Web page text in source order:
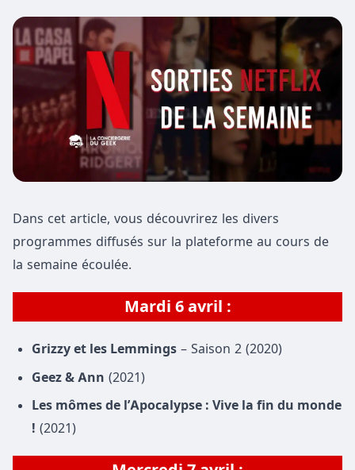
Dans cet article, vous découvrirez les divers
programmes diffusés sur la plateforme au cours de
la semaine écoulée.
Mardi 6 avril :
Grizzy et les Lemmings – Saison 2 (2020)
Geez & Ann (2021)
Les mômes de l’Apocalypse : Vive la fin du monde
! (2021)